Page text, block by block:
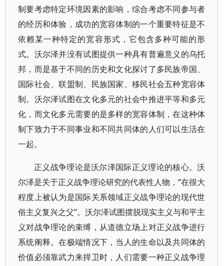
制要考虑特定环境因素的影响，综合考虑不同参与者
的经历和体验，成功的宽容体制的一个重要特征是不
依赖某一种特定的宽容形式，它包含多种可能的形
式。沃尔泽并没有试图提供一种具有普遍意义的乌托
邦，而是基于不同的历史和文化探讨了多民族帝国、
国际社会、联盟制、民族国家、移民社会五种宽容体
制。沃尔泽试图在文化多元的社会中推进平等和多元
化，而文化多元需要的是多样的宽容体制，在这种体
制下致力于不同事业和不同共同体的人们可以生活在
一起。
正义战争理论是沃尔泽国际正义理论的核心。沃
尔泽是关于正义战争理论研究的代表性人物，“在很大
程度上被认为是国际关系领域正义战争理论的现代世
俗主义复兴之父”。沃尔泽试图摆脱现实主义与和平主
义对战争理论的束缚，从道德立场上对正义战争进行
系统阐释。在极端情况下，当人的生命以及共同体的
价值必须靠武力来捍卫时，人们需要一种正义战争理